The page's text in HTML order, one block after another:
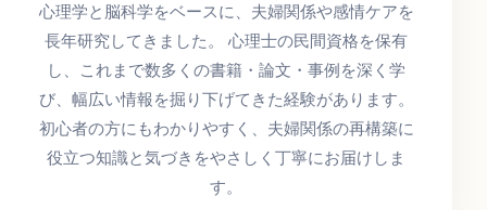
心理学と脳科学をベースに、夫婦関係や感情ケアを
長年研究してきました。 心理士の民間資格を保有
し、これまで数多くの書籍・論文・事例を深く学
び、幅広い情報を掘り下げてきた経験があります。
初心者の方にもわかりやすく、夫婦関係の再構築に
役立つ知識と気づきをやさしく丁寧にお届けしま
す。